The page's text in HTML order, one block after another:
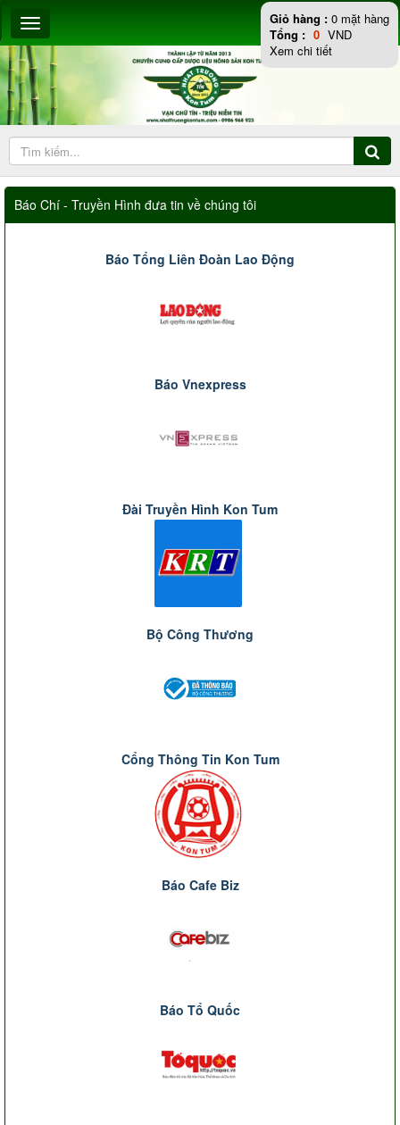
Báo Chí - Truyền Hình đưa tin về chúng tôi
Báo Tổng Liên Đoàn Lao Động
Báo Vnexpress
Đài Truyền Hình Kon Tum
Bộ Công Thương
Cổng Thông Tin Kon Tum
Báo Cafe Biz
Báo Tổ Quốc
Giỏ hàng : 0 mặt hàng
Tổng : 0 VND
Xem chi tiết